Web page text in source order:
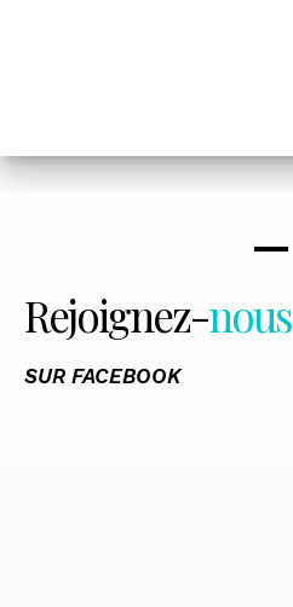
Rejoignez-nous
SUR FACEBOOK